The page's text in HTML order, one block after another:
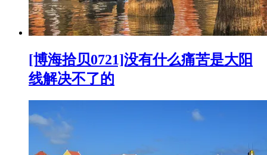
[博海拾贝0721]没有什么痛苦是大阳
线解决不了的